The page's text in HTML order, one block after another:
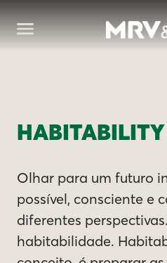
HABITABILITY
Olhar para um futuro
possível, consciente e
diferentes
habitabilidade.